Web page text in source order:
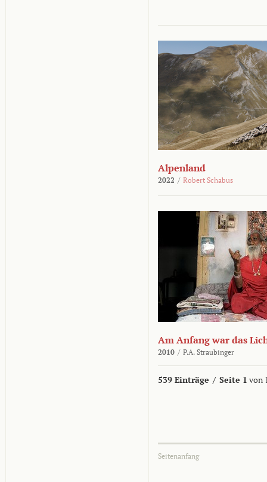
Alpenland
2022 / Robert Schabus
Am Anfang war das
2010 / P.A. Straubinger
539 Einträge / Seite 1 von
Seitenanfang